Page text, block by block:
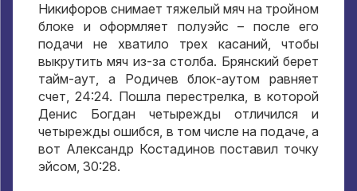
Никифоров снимает тяжелый мяч на тройном
блоке и оформляет полуэйс – после его
подачи не хватило трех касаний, чтобы
выкрутить мяч из-за столба. Брянский берет
тайм-аут, а Родичев блок-аутом равняет
счет, 24:24. Пошла перестрелка, в которой
Денис Богдан четырежды отличился и
четырежды ошибся, в том числе на подаче,а
вот Александр Костадинов поставил точку
эйсом, 30:28.